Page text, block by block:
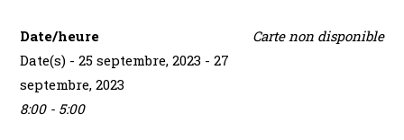
Carte non disponible
Date/heure
Date(s) - 25 septembre, 2023 - 27
septembre, 2023
8:00 - 5:00